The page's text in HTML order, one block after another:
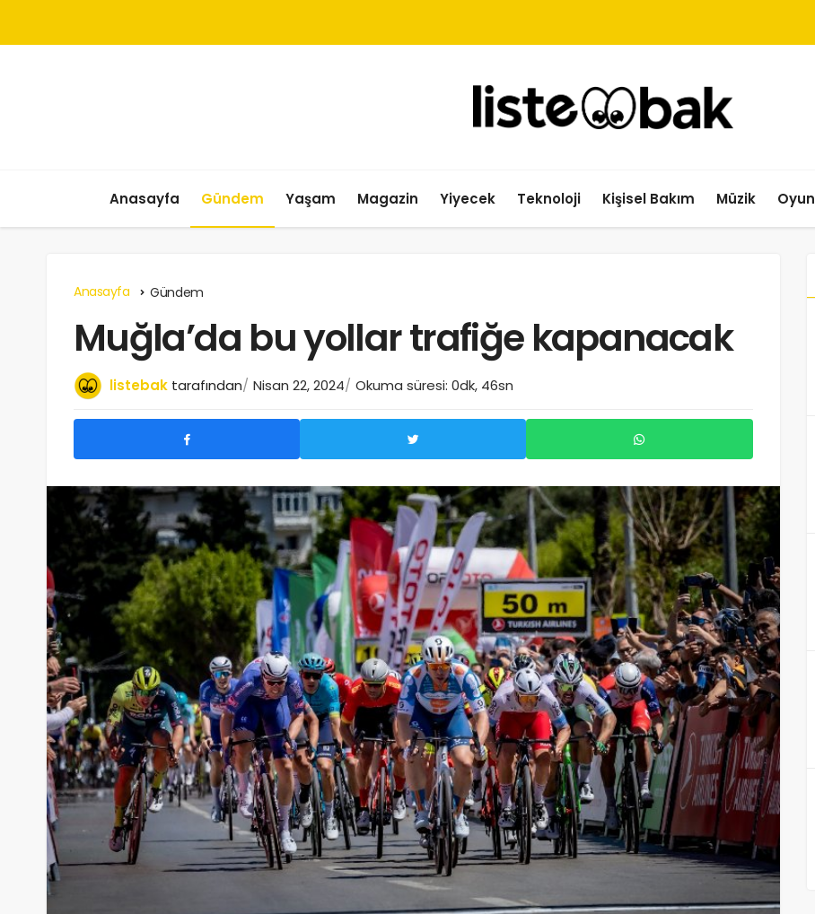
Anasayfa Gündem Yaşam Magazin Yiyecek Teknoloji Kişisel Bakım Müzik Oyun
Anasayfa Gündem
Muğla’da bu yollar trafiğe kapanacak
listebak tarafından Nisan 22, 2024 Okuma süresi: 0dk, 46sn